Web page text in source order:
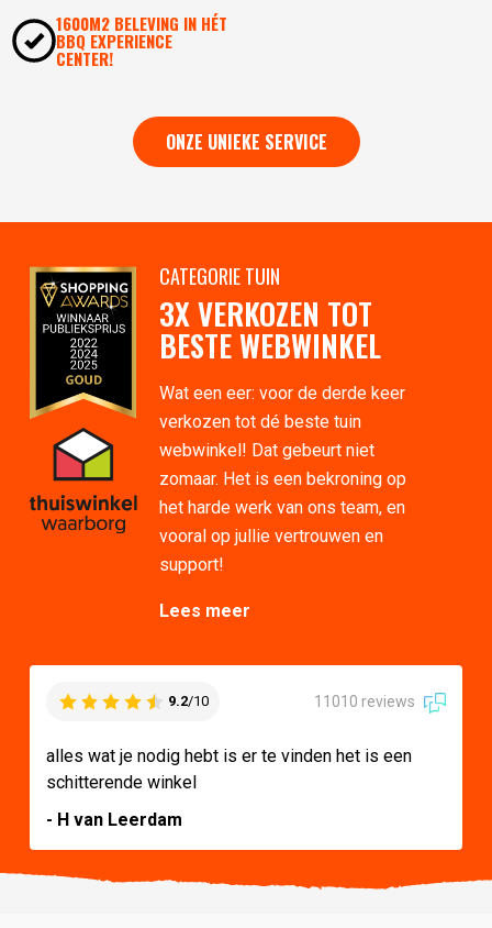
1600M2 BELEVING IN HÉT
BBQ EXPERIENCE
CENTER!
ONZE UNIEKE SERVICE
CATEGORIE TUIN
3X VERKOZEN TOT
BESTE WEBWINKEL
Wat een eer: voor de derde keer
verkozen tot dé beste tuin
webwinkel! Dat gebeurt niet
zomaar. Het is een bekroning op
het harde werk van ons team, en
vooral op jullie vertrouwen en
support!
Lees meer
9.2/10 11010 reviews
alles wat je nodig hebt is er te vinden het is een
schitterende winkel
- H van Leerdam